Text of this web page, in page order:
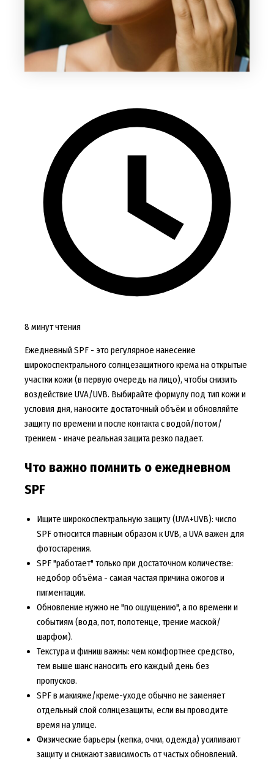
8 минут чтения
Ежедневный SPF - это регулярное нанесение
широкоспектрального солнцезащитного крема на открытые
участки кожи (в первую очередь на лицо), чтобы снизить
воздействие UVA/UVB. Выбирайте формулу под тип кожи и
условия дня, наносите достаточный объём и обновляйте
защиту по времени и после контакта с водой/потом/
трением - иначе реальная защита резко падает.
Что важно помнить о ежедневном
SPF
Ищите широкоспектральную защиту (UVA+UVB): число
SPF относится главным образом к UVB, а UVA важен для
фотостарения.
SPF "работает" только при достаточном количестве:
недобор объёма - самая частая причина ожогов и
пигментации.
Обновление нужно не "по ощущению", а по времени и
событиям (вода, пот, полотенце, трение маской/
шарфом).
Текстура и финиш важны: чем комфортнее средство,
тем выше шанс наносить его каждый день без
пропусков.
SPF в макияже/креме-уходе обычно не заменяет
отдельный слой солнцезащиты, если вы проводите
время на улице.
Физические барьеры (кепка, очки, одежда) усиливают
защиту и снижают зависимость от частых обновлений.